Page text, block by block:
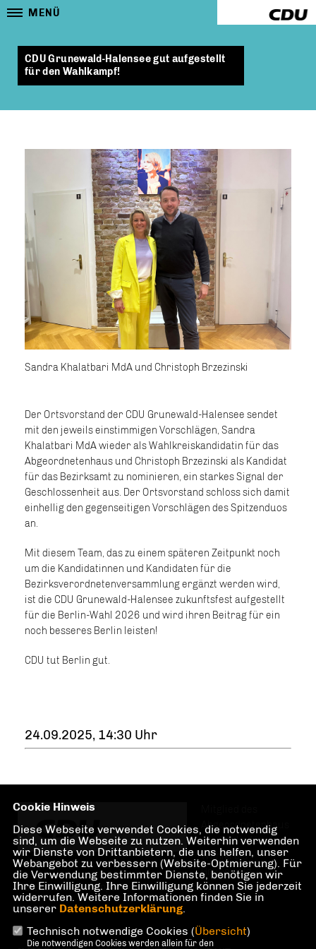
MENÜ
CDU Grunewald-Halensee gut aufgestellt
für den Wahlkampf!
Sandra Khalatbari MdA und Christoph Brzezinski
Der Ortsvorstand der CDU Grunewald-Halensee sendet
mit den jeweils einstimmigen Vorschlägen, Sandra
Khalatbari MdA wieder als Wahlkreiskandidatin für das
Abgeordnetenhaus und Christoph Brzezinski als Kandidat
für das Bezirksamt zu nominieren, ein starkes Signal der
Geschlossenheit aus. Der Ortsvorstand schloss sich damit
einhellig den gegenseitigen Vorschlägen des Spitzenduos
an.
Mit diesem Team, das zu einem späteren Zeitpunkt noch
um die Kandidatinnen und Kandidaten für die
Bezirksverordnetenversammlung ergänzt werden wird,
ist die CDU Grunewald-Halensee zukunftsfest aufgestellt
für die Berlin-Wahl 2026 und wird ihren Beitrag für ein
noch besseres Berlin leisten!
CDU tut Berlin gut.
24.09.2025, 14:30 Uhr
Abgeordnetenhaus
von Berlin für den
Wahlkreis
Grunewald,
Halensee, Preußenpark, Hohenzollerndamm
Cookie Hinweis
Diese Webseite verwendet Cookies, die notwendig
sind, um die Webseite zu nutzen. Weiterhin verwenden
wir Dienste von Drittanbietern, die uns helfen, unser
Webangebot zu verbessern (Website-Optmierung). Für
die Verwendung bestimmter Dienste, benötigen wir
Ihre Einwilligung. Ihre Einwilligung können Sie jederzeit
widerrufen. Weitere Informationen finden Sie in
unserer Datenschutzerklärung.
Technisch notwendige Cookies (Übersicht)
Die notwendigen Cookies werden allein für den